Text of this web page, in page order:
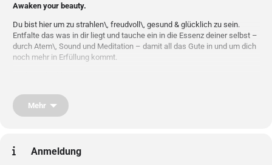
Awaken your beauty.
Du bist hier um zu strahlen\, freudvoll\, gesund & glücklich zu sein.
Entfalte das was in dir liegt und tauche ein in die Essenz deiner selbst –
durch Atem\, Sound und Meditation – damit all das Gute in und um dich
noch mehr in Erfüllung kommt.
Lass dich berühren.
Mehr
Anmeldung